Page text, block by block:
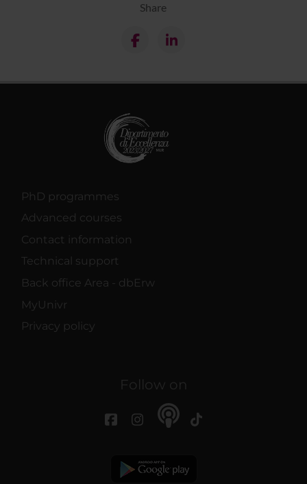
Share
PhD programmes
Advanced courses
Contact information
Technical support
Back office Area - dbErw
MyUnivr
Privacy policy
Follow on